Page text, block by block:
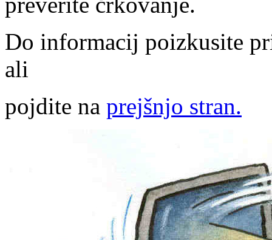
Do informacij poizkusite
ali
pojdite na prejšnjo stran.